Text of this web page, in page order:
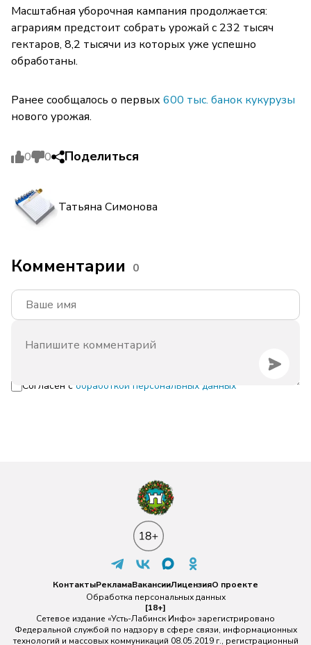
Масштабная уборочная кампания продолжается:
аграриям предстоит собрать урожай с 232 тысяч
гектаров, 8,2 тысячи из которых уже успешно
обработаны.
Ранее сообщалось о первых 600 тыс. банок кукурузы
нового урожая.
0 0 Поделиться
Татьяна Симонова
Комментарии 0
Согласен с обработкой персональных данных
КонтактыРекламаВакансииЛицензияО проекте
Обработка персональных данных
[18+]
Сетевое издание «Усть-Лабинск Инфо» зарегистрировано
Федеральной службой по надзору в сфере связи, информационных
технологий и массовых коммуникаций 08.05.2019 г., регистрационный